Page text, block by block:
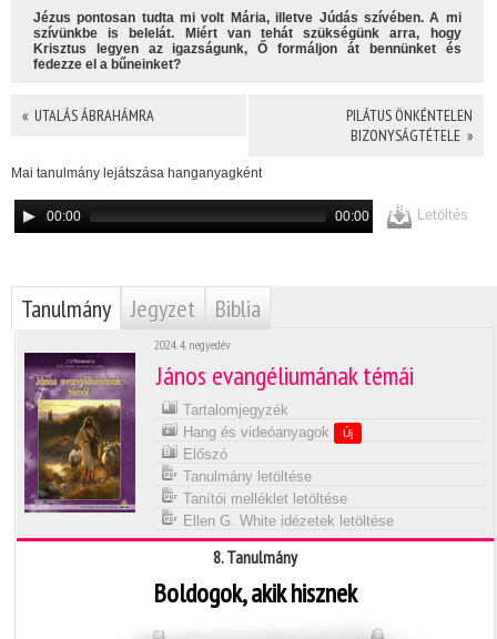
Jézus pontosan tudta mi volt Mária, illetve Júdás szívében. A mi
szívünkbe is belelát. Miért van tehát szükségünk arra, hogy
Krisztus legyen az igazságunk, Ő formáljon át bennünket és
fedezze el a bűnein­ket?
« UTALÁS ÁBRAHÁMRA
PILÁTUS ÖNKÉNTELEN
BIZONYSÁGTÉTELE »
Mai tanulmány lejátszása hanganyagként
00:00 00:00 Letöltés
Tanulmány Jegyzet Biblia
2024. 4. negyedév
János evangéliumának témái
Tartalomjegyzék
Hang és videóanyagok
Új
Előszó
Tanulmány letöltése
Tanítói melléklet letöltése
Ellen G. White idézetek letöltése
8. Tanulmány
Boldogok, akik hisznek